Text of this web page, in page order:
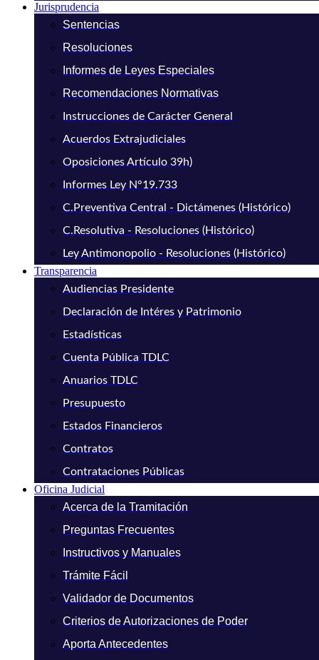
Jurisprudencia
Sentencias
Resoluciones
Informes de Leyes Especiales
Recomendaciones Normativas
Instrucciones de Carácter General
Acuerdos Extrajudiciales
Oposiciones Artículo 39h)
Informes Ley N°19.733
C.Preventiva Central - Dictámenes (Histórico)
C.Resolutiva - Resoluciones (Histórico)
Ley Antimonopolio - Resoluciones (Histórico)
Transparencia
Audiencias Presidente
Declaración de Intéres y Patrimonio
Estadísticas
Cuenta Pública TDLC
Anuarios TDLC
Presupuesto
Estados Financieros
Contratos
Contrataciones Públicas
Oficina Judicial
Acerca de la Tramitación
Preguntas Frecuentes
Instructivos y Manuales
Trámite Fácil
Validador de Documentos
Criterios de Autorizaciones de Poder
Aporta Antecedentes